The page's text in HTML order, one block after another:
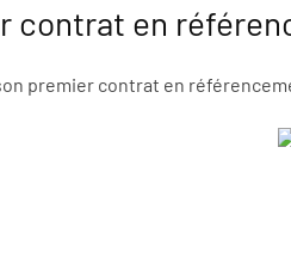
contrat en
premier contrat en